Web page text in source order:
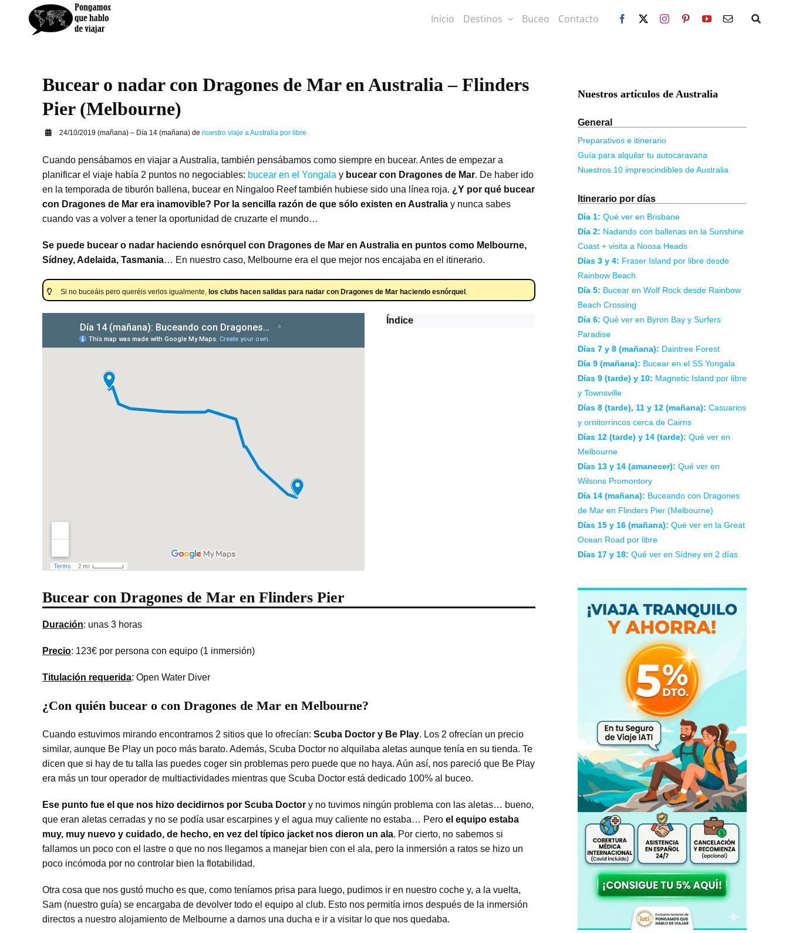
contenido
Inicio Destinos Buceo Contacto
Bucear o nadar con Dragones de Mar en Australia – Flinders
Pier (Melbourne)
24/10/2019 (mañana) – Día 14 (mañana) de nuestro viaje a Australia por libre
Cuando pensábamos en viajar a Australia, también pensábamos como siempre en bucear. Antes de empezar a
planificar el viaje había 2 puntos no negociables: bucear en el Yongala y bucear con Dragones de Mar. De haber ido
en la temporada de tiburón ballena, bucear en Ningaloo Reef también hubiese sido una línea roja. ¿Y por qué bucear
con Dragones de Mar era inamovible? Por la sencilla razón de que sólo existen en Australia y nunca sabes
cuando vas a volver a tener la oportunidad de cruzarte el mundo…
Se puede bucear o nadar haciendo esnórquel con Dragones de Mar en Australia en puntos como Melbourne,
Sídney, Adelaida, Tasmania… En nuestro caso, Melbourne era el que mejor nos encajaba en el itinerario.
Si no buceáis pero queréis verlos igualmente, los clubs hacen salidas para nadar con Dragones de Mar haciendo esnórquel .
Índice
Bucear con Dragones de Mar en Flinders Pier
Duración: unas 3 horas
Precio: 123€ por persona con equipo (1 inmersión)
Titulación requerida: Open Water Diver
¿Con quién bucear o con Dragones de Mar en Melbourne?
Cuando estuvimos mirando encontramos 2 sitios que lo ofrecían: Scuba Doctor y Be Play. Los 2 ofrecían un precio
similar, aunque Be Play un poco más barato. Además, Scuba Doctor no alquilaba aletas aunque tenía en su tienda. Te
dicen que si hay de tu talla las puedes coger sin problemas pero puede que no haya. Aún así, nos pareció que Be Play
era más un tour operador de multiactividades mientras que Scuba Doctor está dedicado 100% al buceo.
Ese punto fue el que nos hizo decidirnos por Scuba Doctory no tuvimos ningún problema con las aletas… bueno,
que eran aletas cerradas y no se podía usar escarpines y el agua muy caliente no estaba… Pero el equipo estaba
muy, muy nuevo y cuidado, de hecho, en vez del típico jacket nos dieron un ala. Por cierto, no sabemos si
fallamos un poco con el lastre o que no nos llegamos a manejar bien con el ala, pero la inmersión a ratos se hizo un
poco incómoda por no controlar bien la flotabilidad.
Otra cosa que nos gustó mucho es que, como teníamos prisa para luego, pudimos ir en nuestro coche y, a la vuelta,
Sam (nuestro guía) se encargaba de devolver todo el equipo al club. Esto nos permitía irnos después de la inmersión
directos a nuestro alojamiento de Melbourne a darnos una ducha e ir a visitar lo que nos quedaba.
Nuestros artículos de Australia
General
Preparativos e itinerario
Guía para alquilar tu autocaravana
Nuestros 10 imprescindibles de Australia
Itinerario por días
Día 1: Qué ver en Brisbane
Día 2: Nadando con ballenas en la Sunshine
Coast + visita a Noosa Heads
Días 3 y 4: Fraser Island por libre desde
Rainbow Beach
Día 5: Bucear en Wolf Rock desde Rainbow
Beach Crossing
Día 6: Qué ver en Byron Bay y Surfers
Paradise
Días 7 y 8 (mañana): Daintree Forest
Día 9 (mañana): Bucear en el SS Yongala
Días 9 (tarde) y 10: Magnetic Island por libre
y Townsville
Días 8 (tarde), 11 y 12 (mañana): Casuarios
y ornitorrincos cerca de Cairns
Días 12 (tarde) y 14 (tarde): Qué ver en
Melbourne
Días 13 y 14 (amanecer): Qué ver en
Wilsons Promontory
Día 14 (mañana): Buceando con Dragones
de Mar en Flinders Pier (Melbourne)
Días 15 y 16 (mañana): Qué ver en la Great
Ocean Road por libre
Días 17 y 18: Qué ver en Sídney en 2 días